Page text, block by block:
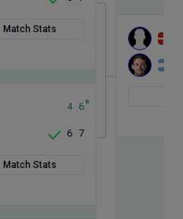
Match Stats
4 6 8
6 7
Match Stats